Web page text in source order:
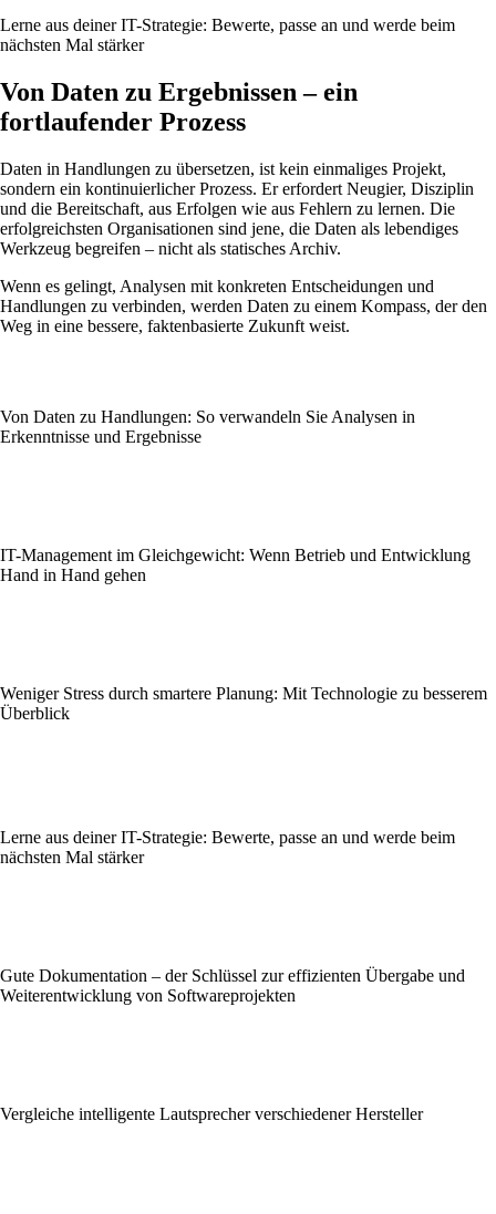
Lerne aus deiner IT-Strategie: Bewerte, passe an und werde beim
nächsten Mal stärker
Von Daten zu Ergebnissen – ein
fortlaufender Prozess
Daten in Handlungen zu übersetzen, ist kein einmaliges Projekt,
sondern ein kontinuierlicher Prozess. Er erfordert Neugier, Disziplin
und die Bereitschaft, aus Erfolgen wie aus Fehlern zu lernen. Die
erfolgreichsten Organisationen sind jene, die Daten als lebendiges
Werkzeug begreifen – nicht als statisches Archiv.
Wenn es gelingt, Analysen mit konkreten Entscheidungen und
Handlungen zu verbinden, werden Daten zu einem Kompass, der den
Weg in eine bessere, faktenbasierte Zukunft weist.
Von Daten zu Handlungen: So verwandeln Sie Analysen in
Erkenntnisse und Ergebnisse
IT-Management im Gleichgewicht: Wenn Betrieb und Entwicklung
Hand in Hand gehen
Weniger Stress durch smartere Planung: Mit Technologie zu besserem
Überblick
Lerne aus deiner IT-Strategie: Bewerte, passe an und werde beim
nächsten Mal stärker
Gute Dokumentation – der Schlüssel zur effizienten Übergabe und
Weiterentwicklung von Softwareprojekten
Vergleiche intelligente Lautsprecher verschiedener Hersteller